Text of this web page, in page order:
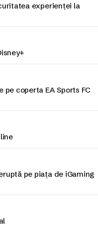
experienței la
pe coperta EA Sports FC
pe piața de iGaming